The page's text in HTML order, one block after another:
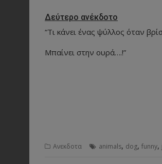
Δεύτερο ανέκδοτο
“Τι κάνει ένας ψύλλος όταν
Μπαίνει στην ουρά….!”
Ανεκδοτα animals, dog, funny,